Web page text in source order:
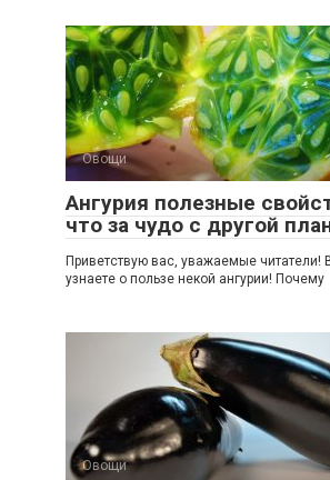
Овощи
Ангурия полезные
что за чудо с другой
Приветствую вас, уважаемые читатели!
узнаете о пользе некой ангурии! Почему
Овощи